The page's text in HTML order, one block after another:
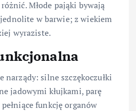
Młode pająki bywają
w barwie; z wiekiem
wyraziste.
narządy: silne szczękoczułki
jadowymi kłujkami, parę
funkcję organów